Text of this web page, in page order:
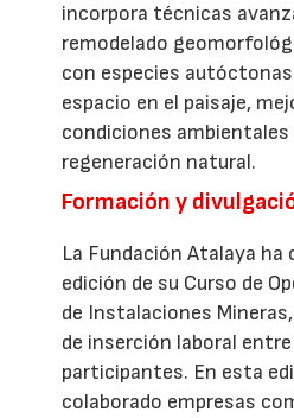
incorpora técnicas
remodelado
con especies
espacio en el paisaje,
condiciones
regeneración natural.
Formación y
La Fundación Atalaya ha
edición de su Curso de
de Instalaciones
de inserción laboral
participantes. En esta
colaborado empresas